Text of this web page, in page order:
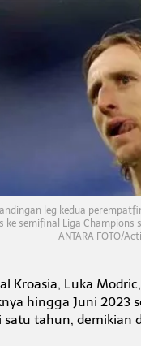
leg kedua
semifinal Liga Champions
ANTARA FOTO/
Kroasia, Luka
hingga Juni 2023
tahun, demikian